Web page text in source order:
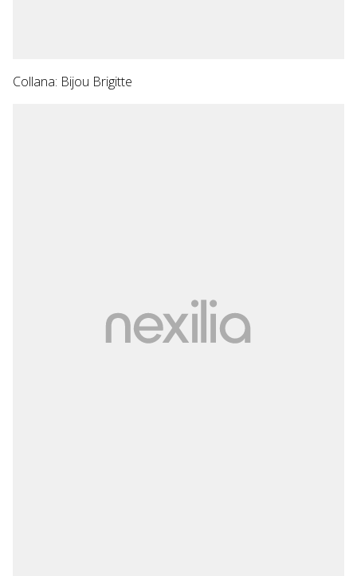
Collana: Bijou Brigitte